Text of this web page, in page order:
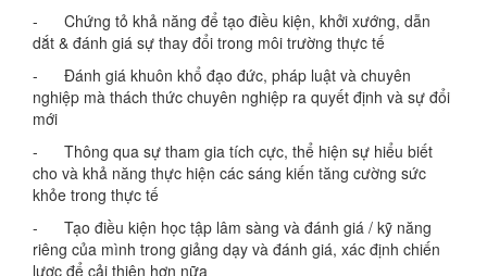
- Chứng tỏ khả năng để tạo điều kiện, khởi xướng, dẫn
dắt & đánh giá sự thay đổi trong môi trường thực tế
- Đánh giá khuôn khổ đạo đức, pháp luật và chuyên
nghiệp mà thách thức chuyên nghiệp ra quyết định và sự đổi
mới
- Thông qua sự tham gia tích cực, thể hiện sự hiểu biết
cho và khả năng thực hiện các sáng kiến ​​tăng cường sức
khỏe trong thực tế
- Tạo điều kiện học tập lâm sàng và đánh giá / kỹ năng
riêng của mình trong giảng dạy và đánh giá, xác định chiến
lược để cải thiện hơn nữa